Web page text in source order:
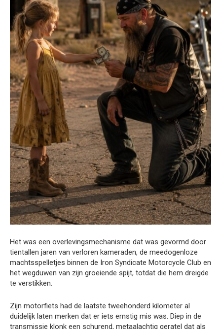
Het was een overlevingsmechanisme dat was gevormd door
tientallen jaren van verloren kameraden, de meedogenloze
machtsspelletjes binnen de Iron Syndicate Motorcycle Club en
het wegduwen van zijn groeiende spijt, totdat die hem dreigde
te verstikken.
Zijn motorfiets had de laatste tweehonderd kilometer al
duidelijk laten merken dat er iets ernstig mis was. Diep in de
transmissie klonk een schurend, metaalachtig geratel dat als